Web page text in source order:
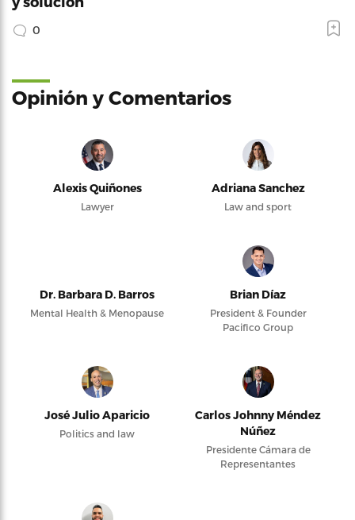
0
Opinión y Comentarios
Alexis Quiñones
Lawyer
Adriana Sanchez
Law and sport
Dr. Barbara D. Barros
Mental Health & Menopause
Brian Díaz
President & Founder
Pacifico Group
José Julio Aparicio
Politics and law
Carlos Johnny Méndez
Núñez
Presidente Cámara de
Representantes